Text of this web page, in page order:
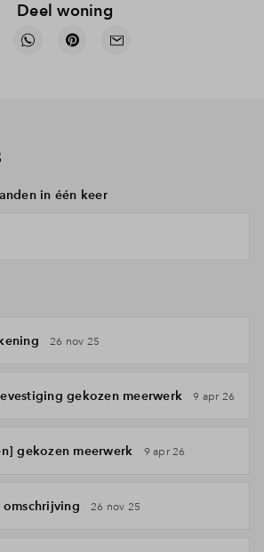
Deel woning
in één keer
26 nov 25
gekozen meerwerk 9 apr 26
gekozen meerwerk 9 apr 26
omschrijving 26 nov 25